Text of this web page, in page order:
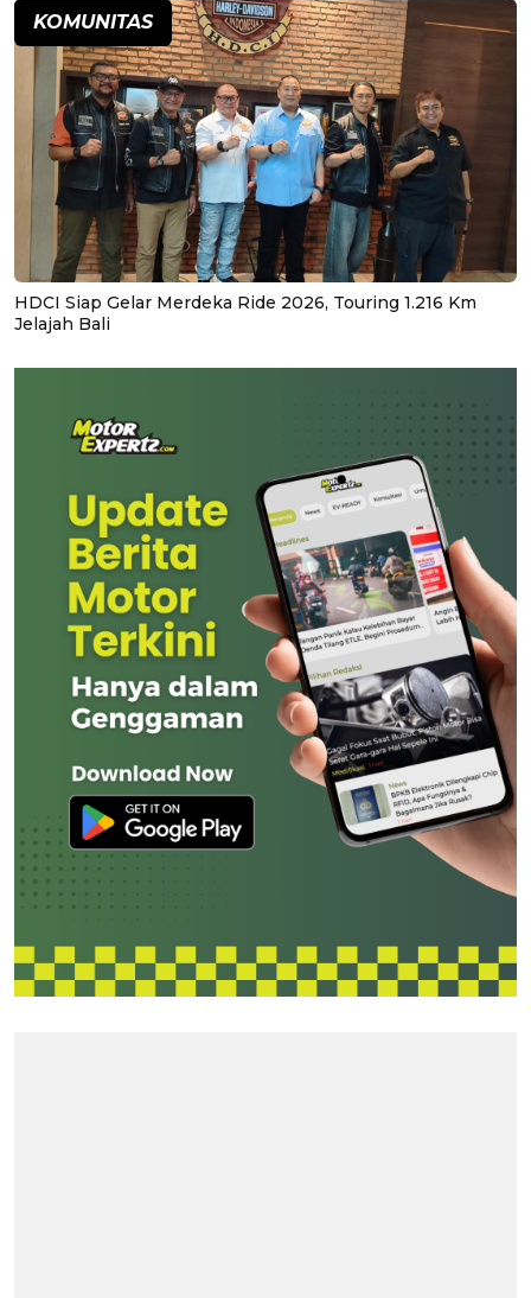
KOMUNITAS
HDCI Siap Gelar Merdeka Ride 2026, Touring 1.216 Km
Jelajah Bali